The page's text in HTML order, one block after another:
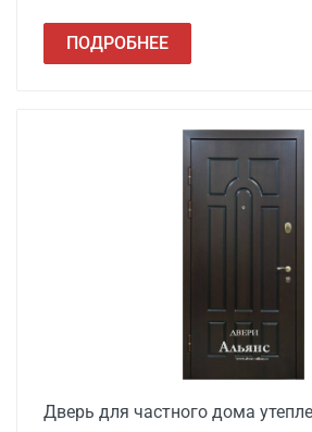
ПОДРОБНЕЕ
Дверь для частного дома